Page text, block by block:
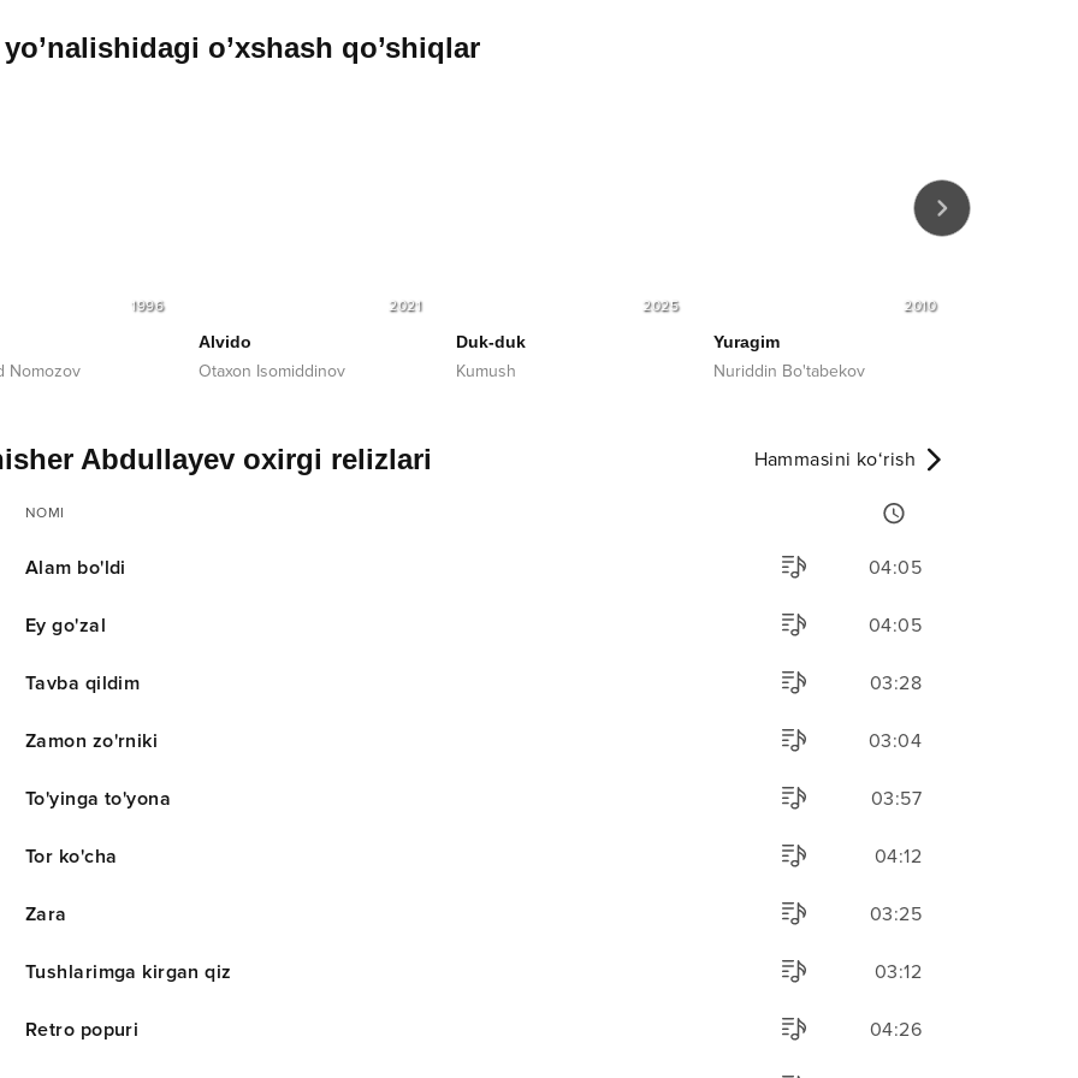
yo’nalishidagi o’xshash qo’shiqlar
1996
Nomozov
2021
Alvido
Otaxon Isomiddinov
2025
Duk-duk
Kumush
2010
Yuragim
Nuriddin Bo'tabekov
Abdullayev oxirgi relizlari Hammasini ko‘rish
NOMI
Alam bo'ldi 04:05
Ey go'zal 04:05
Tavba qildim 03:28
Zamon zo'rniki 03:04
To'yinga to'yona 03:57
Tor ko'cha 04:12
Zara 03:25
Tushlarimga kirgan qiz 03:12
Retro popuri 04:26